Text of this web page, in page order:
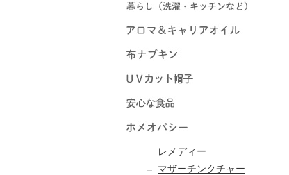
レメディー
マザーチンクチャー